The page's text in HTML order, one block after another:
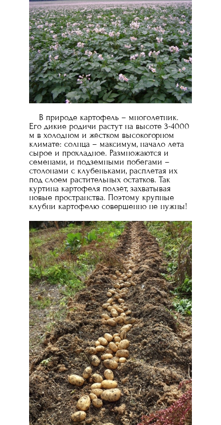
В природе картофель – многолетник.
Его дикие родичи растут на высоте 3-4000
м в холодном и жёстком высокогорном
климате: солнца – максимум, начало лета
сырое и прохладное. Размножаются и
семенами, и подземными побегами –
столонами с клубеньками, расплетая их
под слоем растительных остатков. Так
куртина картофеля ползёт, захватывая
новые пространства. Поэтому крупные
клубни картофелю совершенно не нужны!